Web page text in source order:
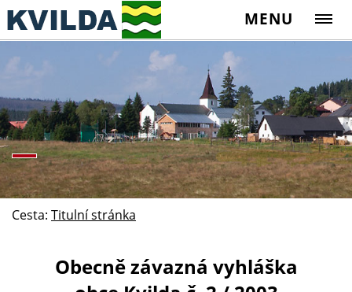
MENU
Cesta: Titulní stránka
Obecně závazná vyhláška